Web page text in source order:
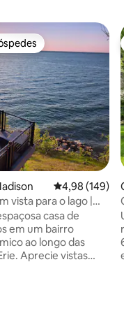
118 avaliações
dos hóspedes
4,98 de uma
4,98 (149)
vista para o lago |
| Região vinícola
casa de
em um bairro
ao longo das
Aprecie vistas